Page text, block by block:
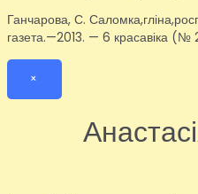
Ганчарова, С.
газета.—2013. — 6 красавіка
×